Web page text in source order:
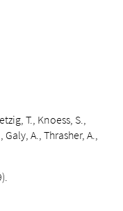
T., Knoess, S.,
A., Thrasher, A.,